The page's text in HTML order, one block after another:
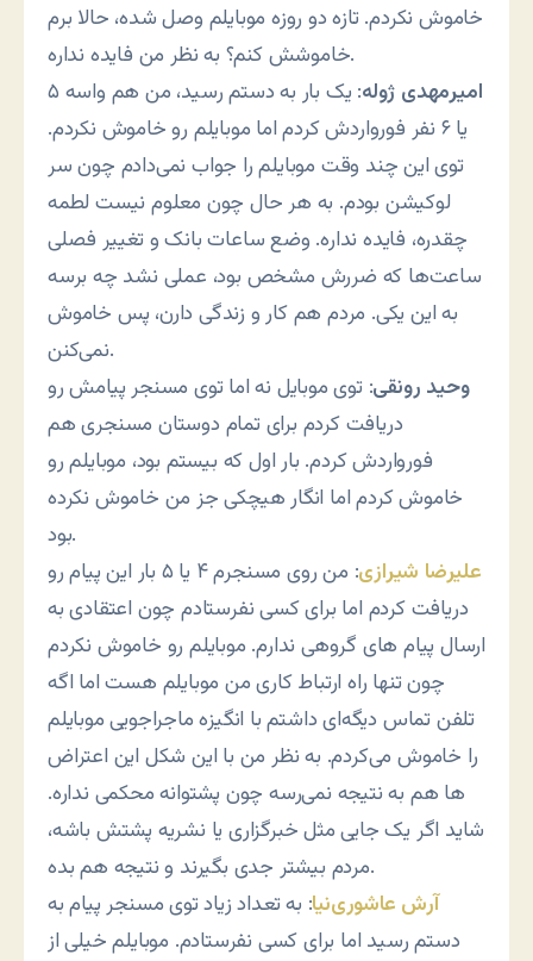
خاموش نکردم. تازه دو روزه موبایلم وصل شده، حالا برم
خاموشش کنم؟ به نظر من فایده نداره.
امیرمهدی ژوله
: یک بار به دستم رسید، من هم واسه ۵
یا ۶ نفر فورواردش کردم اما موبایلم رو خاموش نکردم.
توی این چند وقت موبایلم را جواب نمی‌دادم چون سر
لوکیشن بودم. به هر حال چون معلوم نیست لطمه
چقدره، فایده نداره. وضع ساعات بانک و تغییر فصلی
ساعت‌ها که ضررش مشخص بود، عملی نشد چه برسه
به این یکی. مردم هم کار و زندگی دارن، پس خاموش
نمی‌کنن.
وحید رونقی: توی موبایل نه اما توی مسنجر پیامش رو
دریافت کردم برای تمام دوستان مسنجری هم
فورواردش کردم. بار اول که بیستم بود، موبایلم رو
خاموش کردم اما انگار هیچکی جز من خاموش نکرده
بود.
علیرضا شیرازی
: من روی مسنجرم ۴ یا ۵ بار این پیام رو
دریافت کردم اما برای کسی نفرستادم چون اعتقادی به
ارسال پیام های گروهی ندارم. موبایلم رو خاموش نکردم
چون تنها راه ارتباط کاری من موبایلم هست اما اگه
تلفن تماس دیگه‌ای داشتم با انگیزه ماجراجویی موبایلم
را خاموش می‌کردم. به نظر من با این شکل این اعتراض
ها هم به نتیجه نمی‌رسه چون پشتوانه محکمی نداره.
شاید اگر یک جایی مثل خبرگزاری یا نشریه پشتش باشه،
مردم بیشتر جدی بگیرند و نتیجه هم بده.
آرش عاشوری‌نیا: به تعداد زیاد توی مسنجر پیام به
دستم رسید اما برای کسی نفرستادم. موبایلم خیلی از